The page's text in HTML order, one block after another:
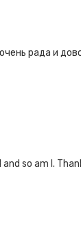
рада и
so am I.